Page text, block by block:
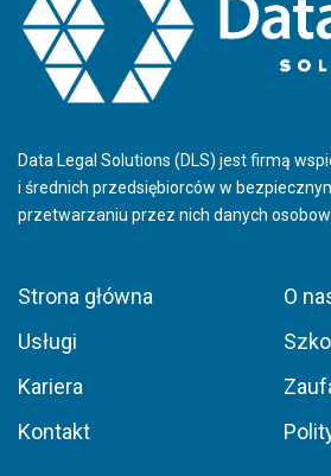
Data Legal Solutions (DLS) jest firmą
i średnich przedsiębiorców w
przetwarzaniu przez nich danych
Strona główna
O
Usługi
Kariera
Kontakt